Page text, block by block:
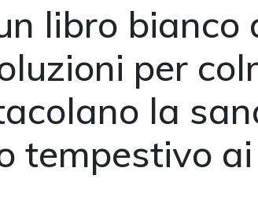
libro bianco
per
la
tempestivo